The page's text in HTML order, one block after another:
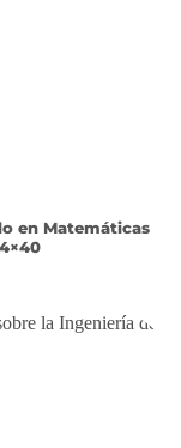
en Matemáticas